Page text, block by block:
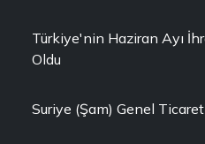
Türkiye'nin Haziran Ayı
Oldu
Suriye (Şam) Genel